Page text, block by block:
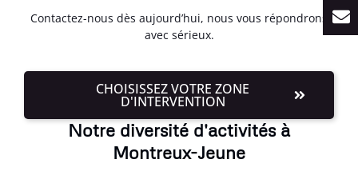
Contactez-nous dès aujourd’hui, nous vous répondrons
avec sérieux.
CHOISISSEZ VOTRE ZONE
D'INTERVENTION
Notre diversité d'activités à
Montreux-Jeune